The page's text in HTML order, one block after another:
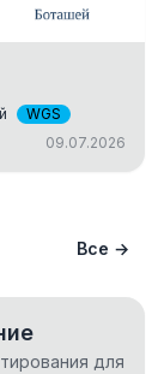
WGS
09.07.2026
Все →
для